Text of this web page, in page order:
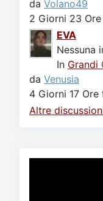
da Volano49
2 Giorni 23
EVA
Nessuna
In Grandi
da Venusia
4 Giorni 17 Ore
Altre